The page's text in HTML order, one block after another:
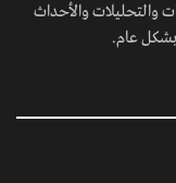
والتحليلات والأحداث
بشكل عام.